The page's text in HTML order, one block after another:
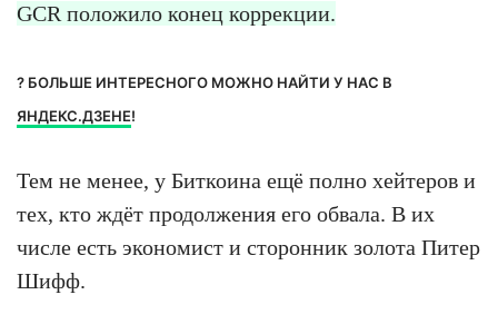
GCR положило конец коррекции.
? БОЛЬШЕ ИНТЕРЕСНОГО МОЖНО НАЙТИ У НАС В
ЯНДЕКС.ДЗЕНЕ!
Тем не менее, у Биткоина ещё полно хейтеров и
тех, кто ждёт продолжения его обвала. В их
числе есть экономист и сторонник золота Питер
Шифф.